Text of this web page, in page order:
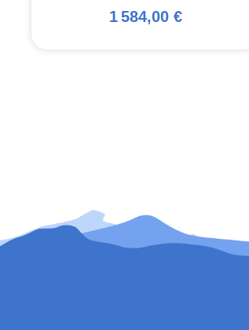
1 584,00 €